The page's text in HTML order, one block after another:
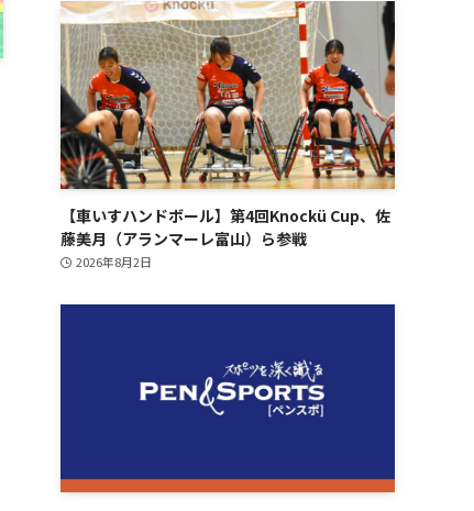
【車いすハンドボール】第4回Knockü Cup、佐
藤美月（アランマーレ富山）ら参戦
2026年8月2日